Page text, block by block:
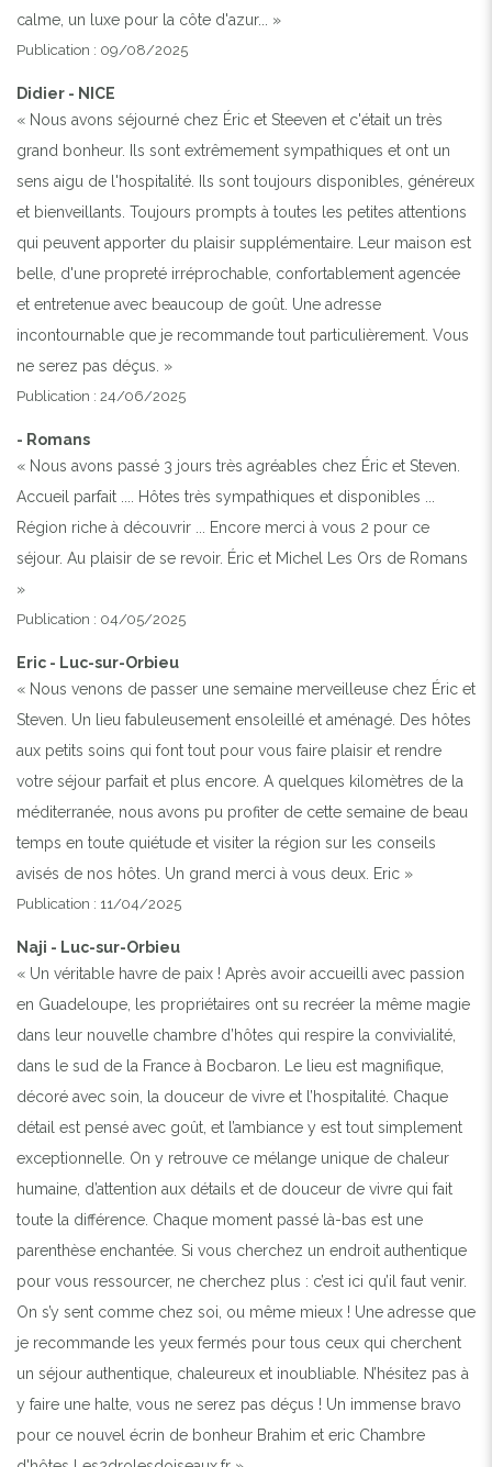
calme, un luxe pour la côte d'azur... »
Publication : 09/08/2025
Didier - NICE
« Nous avons séjourné chez Éric et Steeven et c'était un très
grand bonheur. Ils sont extrêmement sympathiques et ont un
sens aigu de l'hospitalité. Ils sont toujours disponibles, généreux
et bienveillants. Toujours prompts à toutes les petites attentions
qui peuvent apporter du plaisir supplémentaire. Leur maison est
belle, d'une propreté irréprochable, confortablement agencée
et entretenue avec beaucoup de goût. Une adresse
incontournable que je recommande tout particulièrement. Vous
ne serez pas déçus. »
Publication : 24/06/2025
- Romans
« Nous avons passé 3 jours très agréables chez Éric et Steven.
Accueil parfait .... Hôtes très sympathiques et disponibles ...
Région riche à découvrir ... Encore merci à vous 2 pour ce
séjour. Au plaisir de se revoir. Éric et Michel Les Ors de Romans
»
Publication : 04/05/2025
Eric - Luc-sur-Orbieu
« Nous venons de passer une semaine merveilleuse chez Éric et
Steven. Un lieu fabuleusement ensoleillé et aménagé. Des hôtes
aux petits soins qui font tout pour vous faire plaisir et rendre
votre séjour parfait et plus encore. A quelques kilomètres de la
méditerranée, nous avons pu profiter de cette semaine de beau
temps en toute quiétude et visiter la région sur les conseils
avisés de nos hôtes. Un grand merci à vous deux. Eric »
Publication : 11/04/2025
Naji - Luc-sur-Orbieu
« Un véritable havre de paix ! Après avoir accueilli avec passion
en Guadeloupe, les propriétaires ont su recréer la même magie
dans leur nouvelle chambre d’hôtes qui respire la convivialité,
dans le sud de la France à Bocbaron. Le lieu est magnifique,
décoré avec soin, la douceur de vivre et l’hospitalité. Chaque
détail est pensé avec goût, et l’ambiance y est tout simplement
exceptionnelle. On y retrouve ce mélange unique de chaleur
humaine, d’attention aux détails et de douceur de vivre qui fait
toute la différence. Chaque moment passé là-bas est une
parenthèse enchantée. Si vous cherchez un endroit authentique
pour vous ressourcer, ne cherchez plus : c’est ici qu’il faut venir.
On s’y sent comme chez soi, ou même mieux ! Une adresse que
je recommande les yeux fermés pour tous ceux qui cherchent
un séjour authentique, chaleureux et inoubliable. N’hésitez pas à
y faire une halte, vous ne serez pas déçus ! Un immense bravo
pour ce nouvel écrin de bonheur Brahim et eric Chambre